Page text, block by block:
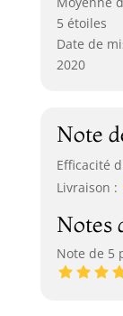
5 étoiles
Date de
2020
Note
Efficacité
Livraison :
Notes
Note de 5